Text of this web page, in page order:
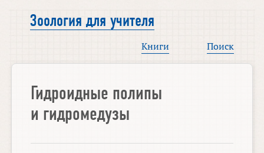
Зоология для учителя
Книги Поиск
Гидроидные полипы
и гидромедузы